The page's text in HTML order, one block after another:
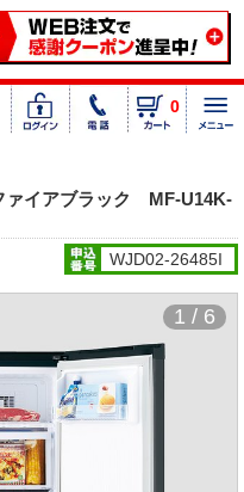
0
イアブラック MF-U14K-
WJD02-26485I
1 / 6